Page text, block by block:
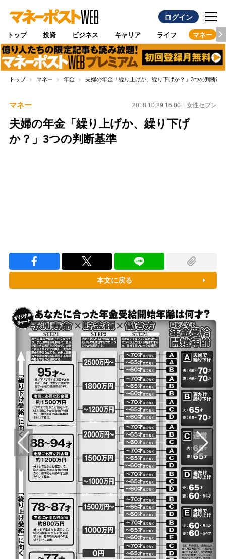
ログイン
トップ 投資 ビジネス キャリア ライフ マネー
トップ マネー 年金 夫婦の年金「繰り上げか、繰り下げか？」3つの判断基
マネー 2018.10.29 16:00 女性セブン
夫婦の年金「繰り上げか、繰り下げ
か？」3つの判断基準
本文に戻る